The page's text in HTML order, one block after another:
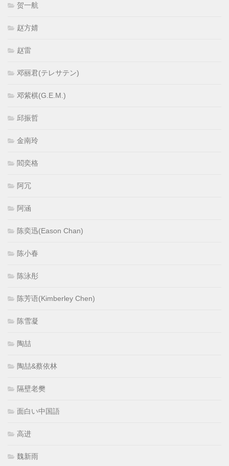
贺一航
赵方婧
赵雷
邓丽君(テレサテン)
邓紫棋(G.E.M.)
邱振哲
金南玲
閻奕格
阿冗
阿涵
陈奕迅(Eason Chan)
陈小春
陈泳彤
陈芳语(Kimberley Chen)
陈雪凝
陶喆
陶喆&蔡依林
隔壁老樊
面白い中国語
高进
魏新雨